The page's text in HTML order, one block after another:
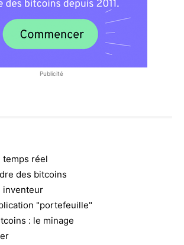
Publicité
temps réel
des bitcoins
inventeur
"portefeuille"
: le minage